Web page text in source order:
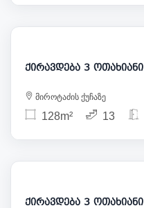
მიროტაძის ქუჩაზე
128m² 13